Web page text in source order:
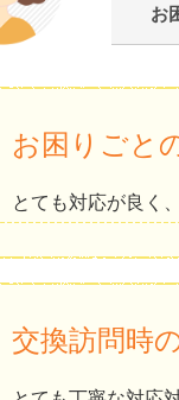
お
お困りごと
とても対応が良く
交換訪問時